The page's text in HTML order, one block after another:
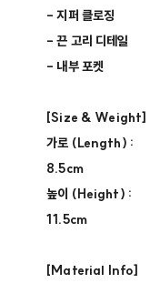
- 지퍼 클로징​
- 끈 고리 디테일
- 내부 포켓
[Size & Weight]
가로 (Length) :
8.5cm
높이 (Height) :
11.5cm
[Material Info]